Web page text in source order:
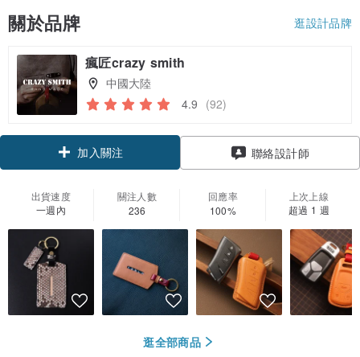
關於品牌 逛設計品牌
瘋匠crazy smith
中國大陸
4.9 (92)
加入關注 聯絡設計師
出貨速度
一週內
關注人數
236
回應率
100%
上次上線
超過 1 週
逛全部商品